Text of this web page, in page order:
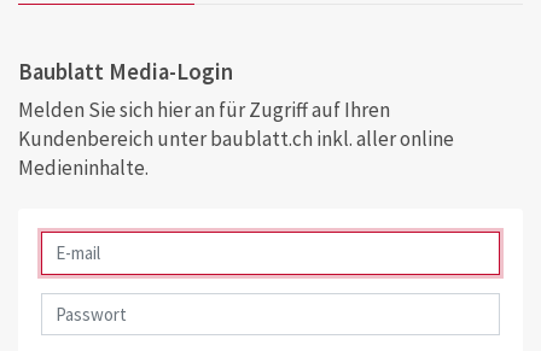
Baublatt Media-Login
Melden Sie sich hier an für Zugriff auf Ihren
Kundenbereich unter baublatt.ch inkl. aller online
Medieninhalte.